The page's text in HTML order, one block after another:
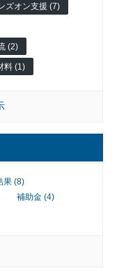
ズオン支援 (7)
(2)
料 (1)
果 (8)
補助金 (4)